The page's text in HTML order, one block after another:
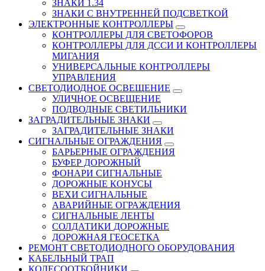
ЗНАКИ 1.34
ЗНАКИ С ВНУТРЕННЕЙ ПОДСВЕТКОЙ
ЭЛЕКТРОННЫЕ КОНТРОЛЛЕРЫ
КОНТРОЛЛЕРЫ ДЛЯ СВЕТОФОРОВ
КОНТРОЛЛЕРЫ ДЛЯ ДССИ И КОНТРОЛЛЕРЫ
МИГАНИЯ
УНИВЕРСАЛЬНЫЕ КОНТРОЛЛЕРЫ
УПРАВЛЕНИЯ
СВЕТОДИОДНОЕ ОСВЕЩЕНИЕ
УЛИЧНОЕ ОСВЕЩЕНИЕ
ПОДВОДНЫЕ СВЕТИЛЬНИКИ
ЗАГРАДИТЕЛЬНЫЕ ЗНАКИ
ЗАГРАДИТЕЛЬНЫЕ ЗНАКИ
СИГНАЛЬНЫЕ ОГРАЖДЕНИЯ
БАРЬЕРНЫЕ ОГРАЖДЕНИЯ
БУФЕР ДОРОЖНЫЙ
ФОНАРИ СИГНАЛЬНЫЕ
ДОРОЖНЫЕ КОНУСЫ
ВЕХИ СИГНАЛЬНЫЕ
АВАРИЙНЫЕ ОГРАЖДЕНИЯ
СИГНАЛЬНЫЕ ЛЕНТЫ
СОЛДАТИКИ ДОРОЖНЫЕ
ДОРОЖНАЯ ГЕОСЕТКА
РЕМОНТ СВЕТОДИОДНОГО ОБОРУДОВАНИЯ
КАБЕЛЬНЫЙ ТРАП
КОЛЕСООТБОЙНИКИ